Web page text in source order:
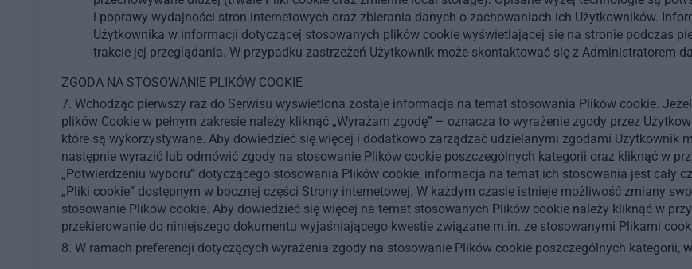
i poprawy wydajności stron internetowych oraz zbierania danych o zachowaniach ich Użytkowników.
Użytkownika w informacji dotyczącej stosowanych plików cookie wyświetlającej się na stronie podczas
trakcie jej przeglądania. W przypadku zastrzeżeń Użytkownik może skontaktować się z Administratorem
ZGODA NA STOSOWANIE PLIKÓW COOKIE
7. Wchodząc pierwszy raz do Serwisu wyświetlona zostaje informacja na temat stosowania Plików cookie.
plików Cookie w pełnym zakresie należy kliknąć „Wyrażam zgodę” – oznacza to wyrażenie zgody przez
które są wykorzystywane. Aby dowiedzieć się więcej i dodatkowo zarządzać udzielanymi zgodami Użytkownik
następnie wyrazić lub odmówić zgody na stosowanie Plików cookie poszczególnych kategorii oraz kliknąć w
„Potwierdzeniu wyboru” dotyczącego stosowania Plików cookie, informacja na temat ich stosowania jest cały
„Pliki cookie” dostępnym w bocznej części Strony internetowej. W każdym czasie istnieje możliwość zmiany
stosowanie Plików cookie. Aby dowiedzieć się więcej na temat stosowanych Plików cookie należy kliknąć w
przekierowanie do niniejszego dokumentu wyjaśniającego kwestie związane m.in. ze stosowanymi Plikami
8. W ramach preferencji dotyczących wyrażenia zgody na stosowanie Plików cookie poszczególnych kategorii,